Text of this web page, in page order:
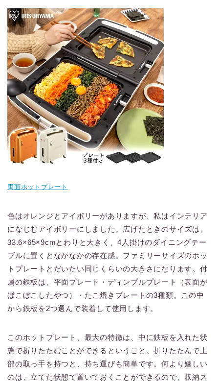
両面ホットプレート
色はオレンジとアイボリーがありますが、私はインテリア
になじむアイボリーにしました。広げたときのサイズは、
33.6×65×9cmとわりと大きく、4人掛けのダイニングテー
ブルに置くとなかなかの存在感。ファミリーサイズのホッ
トプレートとだいたい同じくらいの大きさになります。付
属の鉄板は、平面プレート・ディンプルプレート（表面が
ぼこぼこしたやつ）・たこ焼きプレートの3種類。この中
から鉄板を2つ選んで装着して使用します。
このホットプレート、最大の特徴は、中に鉄板を入れた状
態で折りたたむことができるということ。折りたたんで上
部の取っ手を持つと、持ち運びも簡単です。何より嬉しい
のは、立てた状態で置いておくことができるので、収納ス